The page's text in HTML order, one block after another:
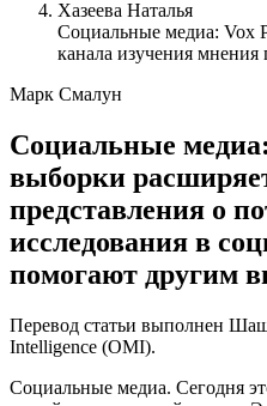
Хазеева Наталья
Социальные медиа: Vox
канала изучения мнения
Марк Смалун
Социальные
выборки
представления о
исследования в
помогают другим
Перевод статьи выполнен
Intelligence (OMI).
Социальные медиа. Сегодня